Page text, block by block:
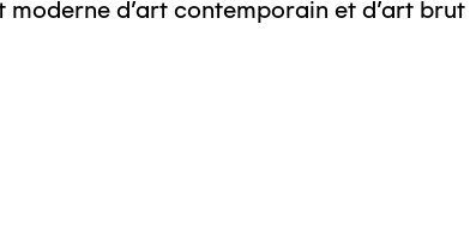
moderne d’art contemporain et d’art brut